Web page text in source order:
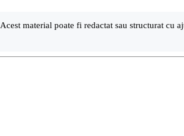
Acest material poate fi redactat sau structurat cu